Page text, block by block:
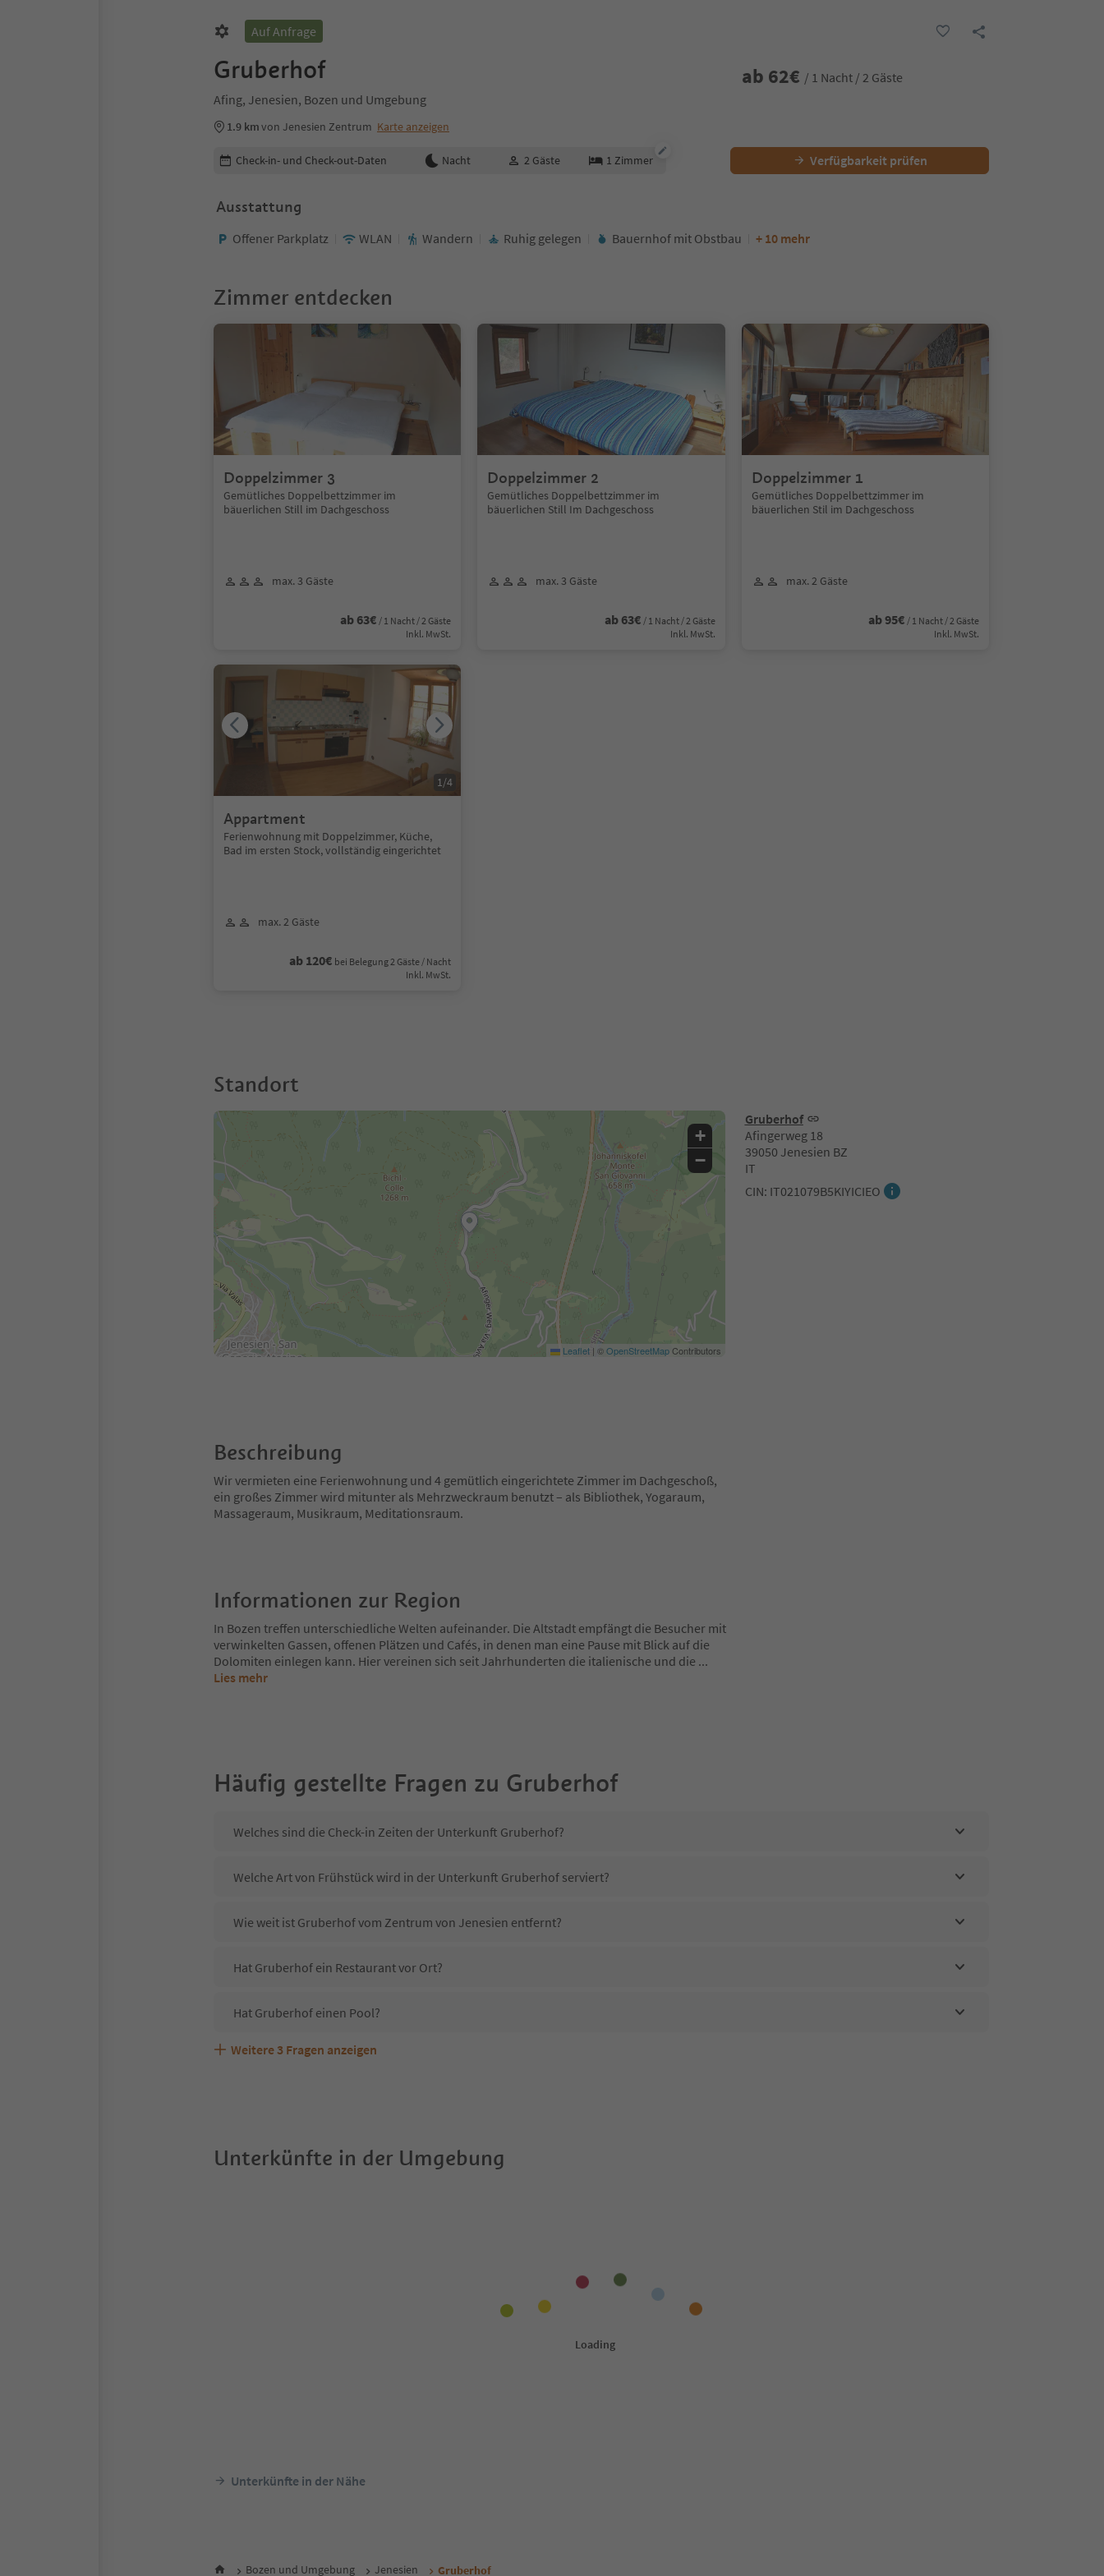
Auf Anfrage
Gruberhof
Afing, Jenesien, Bozen und Umgebung
1.9 kmvon Jenesien Zentrum Karte anzeigen
ab 62€ / 1 Nacht / 2 Gäste
Buchungsdetails bearbeiten
Check-in- und Check-out-Daten Nacht 2 Gäste 1 Zimmer Verfügbarkeit prüfen
Ausstattung
Offener Parkplatz WLAN Wandern Ruhig gelegen Bauernhof mit Obstbau + 10 mehr
Zimmer entdecken
Doppelzimmer 3
Gemütliches Doppelbettzimmer im
bäuerlichen Still im Dachgeschoss
max. 3 Gäste
ab 63€ / 1 Nacht / 2 Gäste
Inkl. MwSt.
Doppelzimmer 2
Gemütliches Doppelbettzimmer im
bäuerlichen Still Im Dachgeschoss
max. 3 Gäste
ab 63€ / 1 Nacht / 2 Gäste
Inkl. MwSt.
Doppelzimmer 1
Gemütliches Doppelbettzimmer im
bäuerlichen Stil im Dachgeschoss
max. 2 Gäste
ab 95€ / 1 Nacht / 2 Gäste
Inkl. MwSt.
Appartment
Ferienwohnung mit Doppelzimmer, Küche,
Bad im ersten Stock, vollständig eingerichtet
max. 2 Gäste
ab 120€ bei Belegung 2 Gäste / Nacht
Inkl. MwSt.
1/4
Standort
Gruberhof
Afingerweg 18
39050 Jenesien BZ
IT
CIN: IT021079B5KIYICIEO
+
−
Leaflet | ©OpenStreetMapContributors
Beschreibung
Wir vermieten eine Ferienwohnung und 4 gemütlich eingerichtete Zimmer im Dachgeschoß,
ein großes Zimmer wird mitunter als Mehrzweckraum benutzt – als Bibliothek, Yogaraum,
Massageraum, Musikraum, Meditationsraum.
Informationen zur Region
In Bozen treffen unterschiedliche Welten aufeinander. Die Altstadt empfängt die Besucher mit
verwinkelten Gassen, offenen Plätzen und Cafés, in denen man eine Pause mit Blick auf die
Dolomiten einlegen kann. Hier vereinen sich seit Jahrhunderten die italienische und die ...
Lies mehr
Häufig gestellte Fragen zu Gruberhof
Welches sind die Check-in Zeiten der Unterkunft Gruberhof?
Welche Art von Frühstück wird in der Unterkunft Gruberhof serviert?
Wie weit ist Gruberhof vom Zentrum von Jenesien entfernt?
Hat Gruberhof ein Restaurant vor Ort?
Hat Gruberhof einen Pool?
Sind Haustiere in der Unterkunft Gruberhof erlaubt?
Welche Services bietet Gruberhof?
Weitere 3 Fragen anzeigen
Unterkünfte in der Umgebung
Unterkünfte in der Nähe
Bozen und Umgebung Jenesien Gruberhof